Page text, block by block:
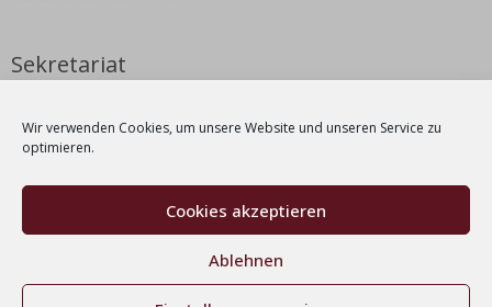
Wir verwenden Cookies, um unsere Website und unseren Service zu
optimieren.
Cookies akzeptieren
Ablehnen
Sekretariat
Dienstag & Donnerstag | 9 – 12 Uhr
Tel.: 06251-1038212
E-Mail:info[at]kulturverein-lorsch[dot]de